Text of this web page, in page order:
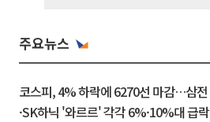
주요뉴스
코스피, 4% 하락에 6270선 마감…삼전
·SK하닉 '와르르' 각각 6%·10%대 급락